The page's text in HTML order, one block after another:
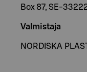
Box 87, SE-
Valmistaja
NORDISKA